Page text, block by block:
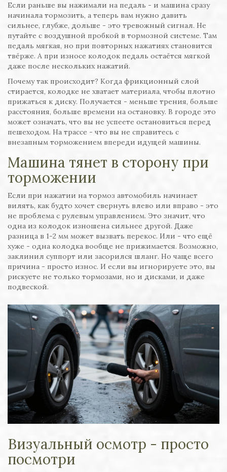
Если раньше вы нажимали на педаль - и машина сразу
начинала тормозить, а теперь вам нужно давить
сильнее, глубже, дольше - это тревожный сигнал. Не
путайте с воздушной пробкой в тормозной системе. Там
педаль мягкая, но при повторных нажатиях становится
твёрже. А при износе колодок педаль остаётся мягкой
даже после нескольких нажатий.
Почему так происходит? Когда фрикционный слой
стирается, колодке не хватает материала, чтобы плотно
прижаться к диску. Получается - меньше трения, больше
расстояния, больше времени на остановку. В городе это
может означать, что вы не успеете остановиться перед
пешеходом. На трассе - что вы не справитесь с
внезапным торможением впереди идущей машины.
Машина тянет в сторону при
торможении
Если при нажатии на тормоз автомобиль начинает
вилять, как будто хочет свернуть влево или вправо - это
не проблема с рулевым управлением. Это значит, что
одна из колодок изношена сильнее другой. Даже
разница в 1-2 мм может вызвать перекос. Или - что ещё
хуже - одна колодка вообще не прижимается. Возможно,
заклинил суппорт или засорился шланг. Но чаще всего
причина - просто износ. И если вы игнорируете это, вы
рискуете не только тормозами, но и дисками, и даже
подвеской.
Визуальный осмотр - просто
посмотри